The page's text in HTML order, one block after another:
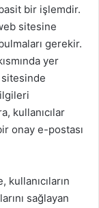
bir işlemdir.
sitesine
gerekir.
yer
sitesinde
kullanıcılar
onay e-postası
kullanıcıların
sağlayan